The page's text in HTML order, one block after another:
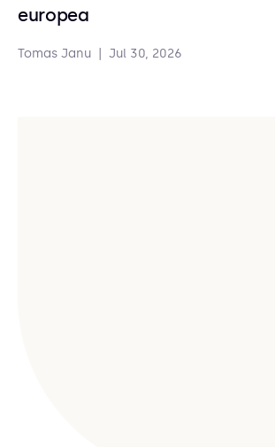
europea
Tomas Janu Jul 30, 2026